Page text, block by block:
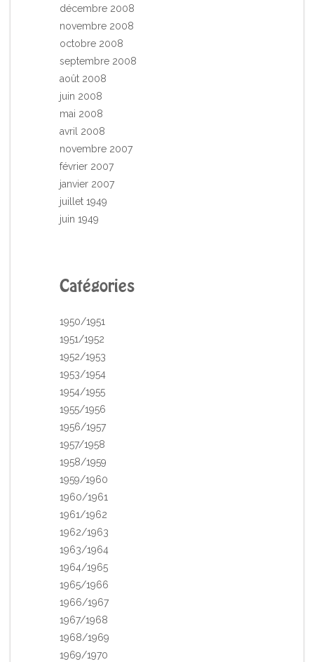
décembre 2008
novembre 2008
octobre 2008
septembre 2008
août 2008
juin 2008
mai 2008
avril 2008
novembre 2007
février 2007
janvier 2007
juillet 1949
juin 1949
Catégories
1950/1951
1951/1952
1952/1953
1953/1954
1954/1955
1955/1956
1956/1957
1957/1958
1958/1959
1959/1960
1960/1961
1961/1962
1962/1963
1963/1964
1964/1965
1965/1966
1966/1967
1967/1968
1968/1969
1969/1970